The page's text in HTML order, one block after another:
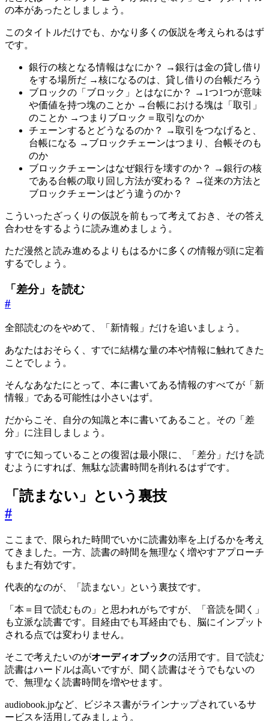
の本があったとしましょう。
このタイトルだけでも、かなり多くの仮説を考えられるはず
です。
銀行の核となる情報はなにか？ →銀行は金の貸し借り
をする場所だ →核になるのは、貸し借りの台帳だろう
ブロックの「ブロック」とはなにか？ →1つ1つが意味
や価値を持つ塊のことか →台帳における塊は「取引」
のことか →つまりブロック＝取引なのか
チェーンするとどうなるのか？ →取引をつなげると、
台帳になる →ブロックチェーンはつまり、台帳そのも
のか
ブロックチェーンはなぜ銀行を壊すのか？ →銀行の核
である台帳の取り回し方法が変わる？ →従来の方法と
ブロックチェーンはどう違うのか？
こういったざっくりの仮説を前もって考えておき、その答え
合わせをするように読み進めましょう。
ただ漫然と読み進めるよりもはるかに多くの情報が頭に定着
するでしょう。
「差分」を読む
#
全部読むのをやめて、「新情報」だけを追いましょう。
あなたはおそらく、すでに結構な量の本や情報に触れてきた
ことでしょう。
そんなあなたにとって、本に書いてある情報のすべてが「新
情報」である可能性は小さいはず。
だからこそ、自分の知識と本に書いてあること。その「差
分」に注目しましょう。
すでに知っていることの復習は最小限に、「差分」だけを読
むようにすれば、無駄な読書時間を削れるはずです。
「読まない」という裏技
#
ここまで、限られた時間でいかに読書効率を上げるかを考え
てきました。一方、読書の時間を無理なく増やすアプローチ
もまた有効です。
代表的なのが、「読まない」という裏技です。
「本＝目で読むもの」と思われがちですが、「音読を聞く」
も立派な読書です。目経由でも耳経由でも、脳にインプット
される点では変わりません。
そこで考えたいのがオーディオブックの活用です。目で読む
読書はハードルは高いですが、聞く読書はそうでもないの
で、無理なく読書時間を増やせます。
audiobook.jpなど、ビジネス書がラインナップされているサ
ービスを活用してみましょう。